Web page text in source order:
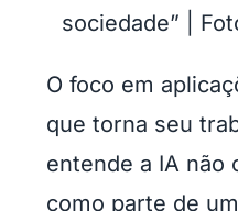
sociedade” |
O foco em
que torna seu
entende a IA não
como parte de